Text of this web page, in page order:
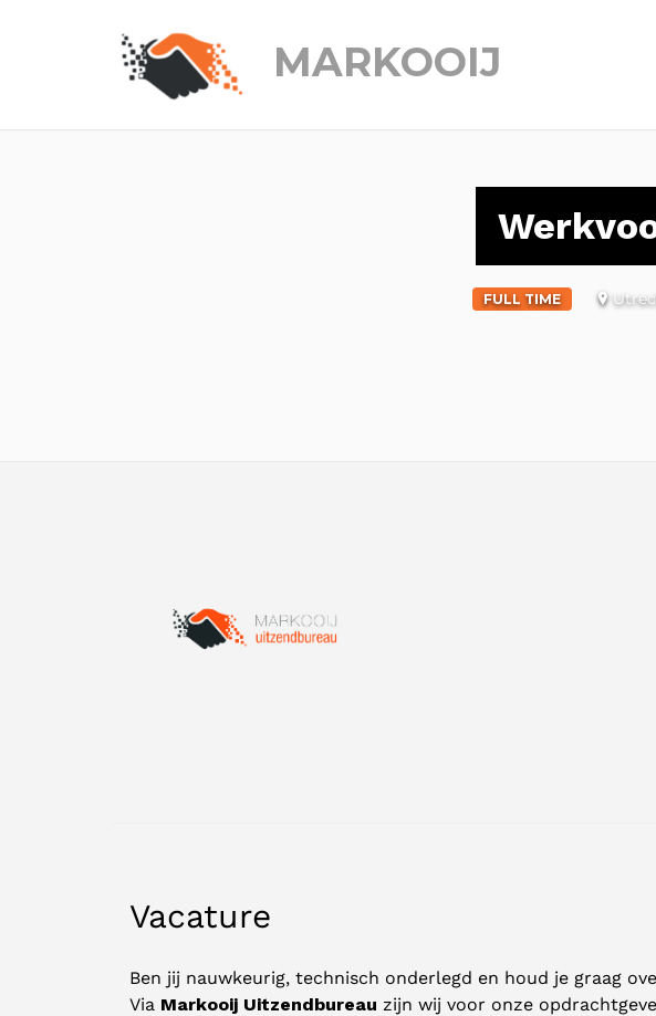
MARKOOIJ
FULL TIME
Vacature
Ben jij nauwkeurig, technisch onderlegd en houd je graag
Via Markooij Uitzendbureau zijn wij voor onze